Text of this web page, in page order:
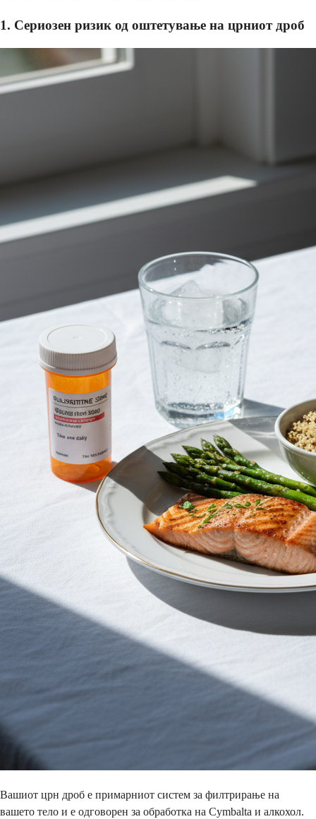
1. Сериозен ризик од оштетување на црниот дроб
Вашиот црн дроб е примарниот систем за филтрирање на
вашето тело и е одговорен за обработка на Cymbalta и алкохол.